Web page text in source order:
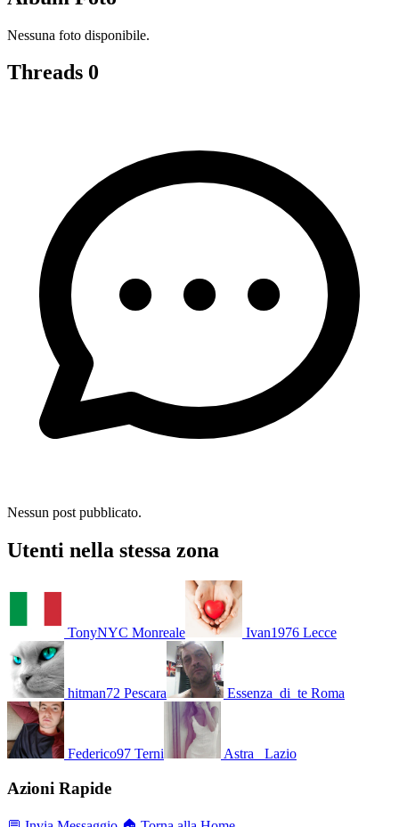
Nessuna foto disponibile.
Threads 0
Nessun post pubblicato.
Utenti nella stessa zona
TonyNYC Monreale Ivan1976 Lecce
hitman72 Pescara Essenza_di_te Roma
Federico97 Terni Astra_ Lazio
Azioni Rapide